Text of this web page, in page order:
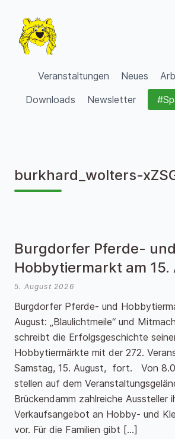
VVV Burgdorf
Veranstaltungen Neues
Downloads
Newsletter
burkhard_wolters-
Burgdorfer Pferde- und
Hobbytiermarkt am
5. August 2026
Burgdorfer Pferde- und
August: „Blaulichtmeile“ und
schreibt die Erfolgsgeschichte
Hobbytiermärkte mit der 272.
Samstag, 15. August, fort. Von
stellen auf dem
Brückendamm zahlreiche Aussteller
Verkaufsangebot an Hobby- und
vor. Für die Familien gibt […]